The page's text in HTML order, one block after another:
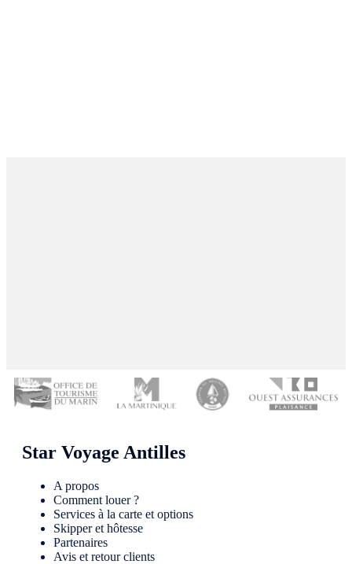
Star Voyage Antilles
A propos
Comment louer ?
Services à la carte et options
Skipper et hôtesse
Partenaires
Avis et retour clients